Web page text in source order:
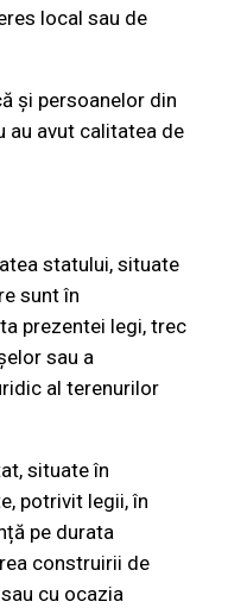
local sau de
și persoanelor din
au avut calitatea de
statului, situate
sunt în
prezentei legi, trec
sau a
al terenurilor
situate în
potrivit legii, în
pe durata
construirii de
cu ocazia